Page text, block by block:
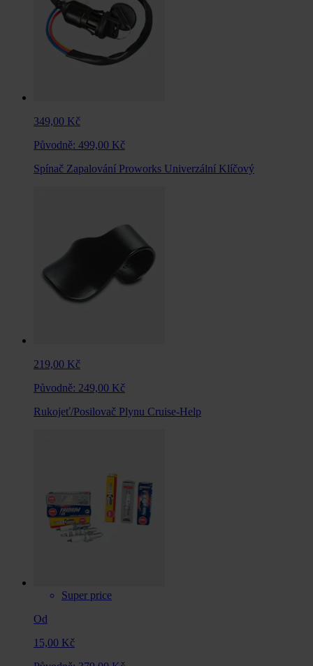
349,00 Kč
Původně: 499,00 Kč
Spínač Zapalování Proworks Univerzální Klíčový
219,00 Kč
Původně: 249,00 Kč
Rukojeť/Posilovač Plynu Cruise-Help
Super price
Od
15,00 Kč